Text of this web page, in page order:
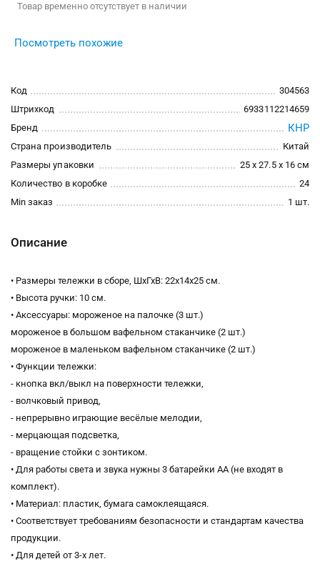
Товар временно отсутствует в наличии
Посмотреть похожие
Код
304563
Штрихкод
6933112214659
Бренд
КНР
Страна производитель
Китай
Размеры упаковки
25 x 27.5 x 16 см
Количество в коробке
24
Min заказ
1 шт.
Описание
• Размеры тележки в сборе, ШхГхВ: 22х14х25 см.
• Высота ручки: 10 см.
• Аксессуары: мороженое на палочке (3 шт.)
мороженое в большом вафельном стаканчике (2 шт.)
мороженое в маленьком вафельном стаканчике (2 шт.)
• Функции тележки:
- кнопка вкл/выкл на поверхности тележки,
- волчковый привод,
- непрерывно играющие весёлые мелодии,
- мерцающая подсветка,
- вращение стойки с зонтиком.
• Для работы света и звука нужны 3 батарейки АА (не входят в
комплект).
• Материал: пластик, бумага самоклеящаяся.
• Соответствует требованиям безопасности и стандартам качества
продукции.
• Для детей от 3-х лет.